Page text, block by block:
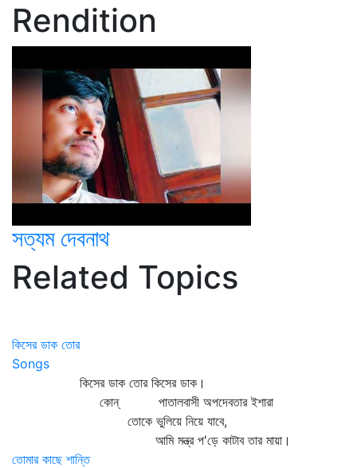
Rendition
সত্যম দেবনাথ
Related Topics
কিসের ডাক তোর
Songs
কিসের ডাক তোর কিসের ডাক।
কোন্‌ পাতালবাসী অপদেবতার ইশারা
তোকে ভুলিয়ে নিয়ে যাবে,
আমি মন্ত্র প'ড়ে কাটাব তার মায়া।
তোমার কাছে শান্তি